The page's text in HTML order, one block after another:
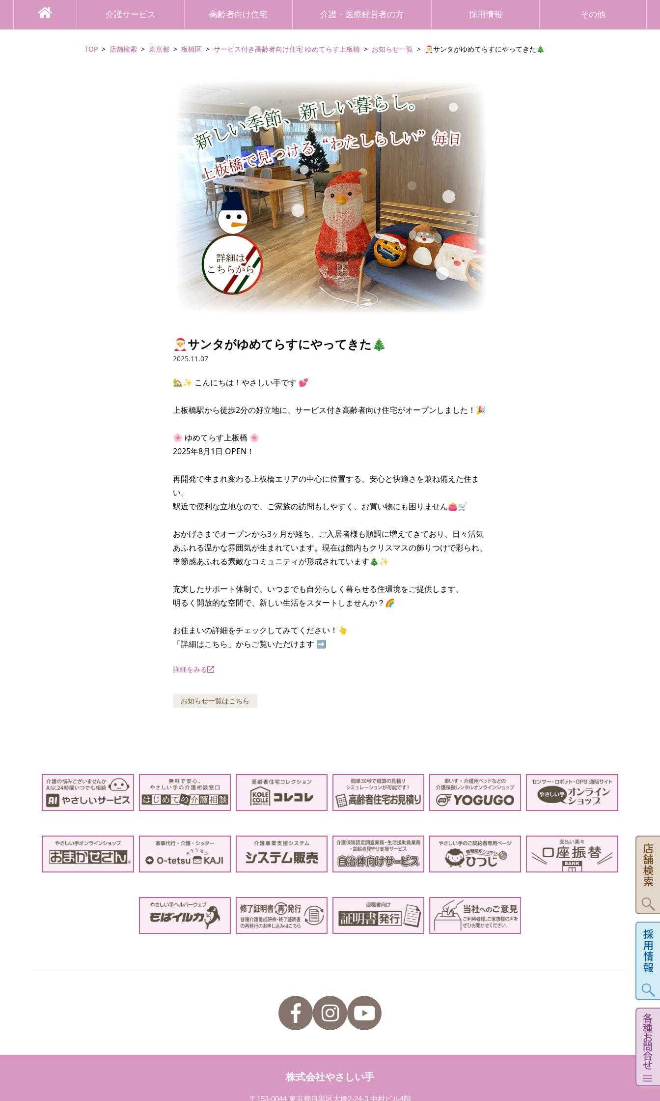
介護サービス 高齢者向け住宅 介護・医療経営者の方 採用情報 その他
TOP 店舗検索 東京都 板橋区 サービス付き高齢者向け住宅 ゆめてらす上板橋 お知らせ一覧 🎅サンタがゆめてらすにやってきた🎄
🎅サンタがゆめてらすにやってきた🎄
2025.11.07
🏡✨ こんにちは！やさしい手です 💕
上板橋駅から徒歩2分の好立地に、サービス付き高齢者向け住宅がオープンしました！🎉
🌸 ゆめてらす上板橋 🌸
2025年8月1日 OPEN！
再開発で生まれ変わる上板橋エリアの中心に位置する、安心と快適さを兼ね備えた住ま
い。
駅近で便利な立地なので、ご家族の訪問もしやすく、お買い物にも困りません👛🛒
おかげさまでオープンから3ヶ月が経ち、ご入居者様も順調に増えてきており、日々活気
あふれる温かな雰囲気が生まれています。現在は館内もクリスマスの飾りつけで彩られ、
季節感あふれる素敵なコミュニティが形成されています🎄✨
充実したサポート体制で、いつまでも自分らしく暮らせる住環境をご提供します。
明るく開放的な空間で、新しい生活をスタートしませんか？🌈
お住まいの詳細をチェックしてみてください！👆
「詳細はこちら」からご覧いただけます ➡️
詳細をみる
お知らせ一覧はこちら
株式会社やさしい手
〒153-0044 東京都目黒区大橋2-24-3 中村ビル4階